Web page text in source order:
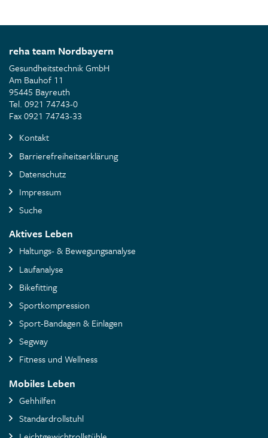
reha team Nordbayern
Gesundheitstechnik GmbH
Am Bauhof 11
95445 Bayreuth
Tel. 0921 74743-0
Fax 0921 74743-33
Kontakt
Barrierefreiheitserklärung
Datenschutz
Impressum
Suche
Aktives Leben
Haltungs- & Bewegungsanalyse
Laufanalyse
Bikefitting
Sportkompression
Sport-Bandagen & Einlagen
Segway
Fitness und Wellness
Mobiles Leben
Gehhilfen
Standardrollstuhl